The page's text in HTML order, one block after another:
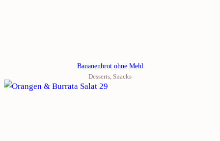
Bananenbrot ohne Mehl
Desserts Snacks